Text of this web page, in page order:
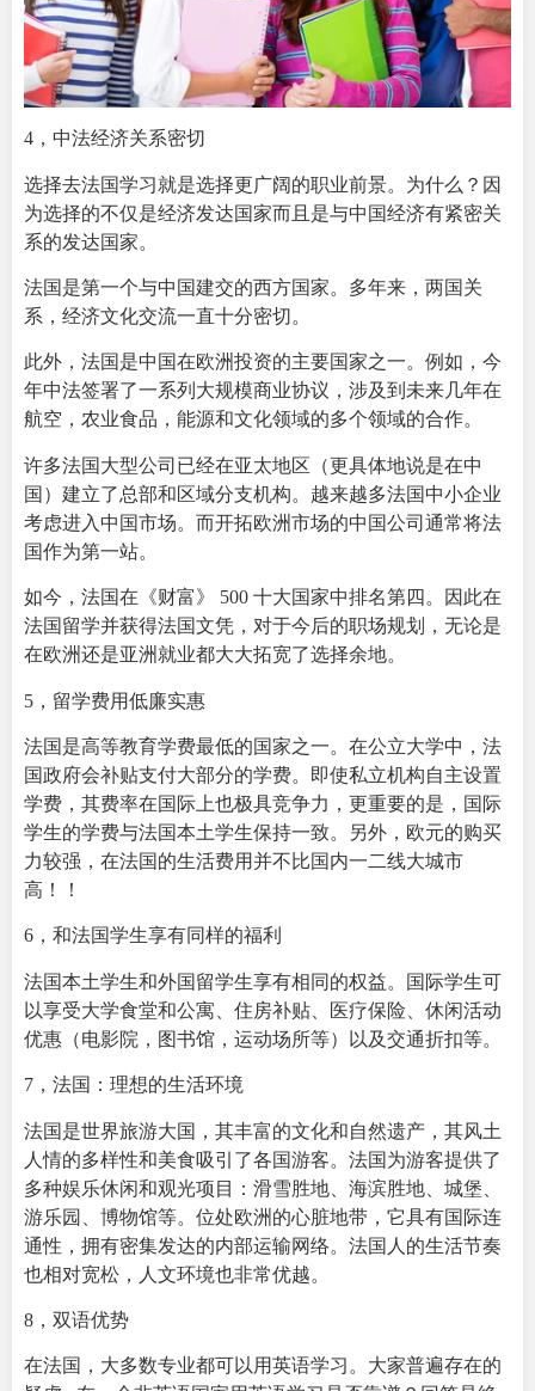
4，中法经济关系密切
选择去法国学习就是选择更广阔的职业前景。为什么？因
为选择的不仅是经济发达国家而且是与中国经济有紧密关
系的发达国家。
法国是第一个与中国建交的西方国家。多年来，两国关
系，经济文化交流一直十分密切。
此外，法国是中国在欧洲投资的主要国家之一。例如，今
年中法签署了一系列大规模商业协议，涉及到未来几年在
航空，农业食品，能源和文化领域的多个领域的合作。
许多法国大型公司已经在亚太地区（更具体地说是在中
国）建立了总部和区域分支机构。越来越多法国中小企业
考虑进入中国市场。而开拓欧洲市场的中国公司通常将法
国作为第一站。
如今，法国在《财富》 500 十大国家中排名第四。因此在
法国留学并获得法国文凭 ，对于今后的职场规划，无论是
在欧洲还是亚洲就业都大大拓宽了选择余地。
5， 留学费用低廉实惠
法国是高等教育学费最低的国家之一。在公立大学中，法
国政府会补贴支付大部分的学费。即使私立机构自主设置
学费，其费率在国际上也极具竞争力，更重要的是，国际
学生的学费与法国本土学生保持一致。
另外，欧元的购买
力较强，在法国的生活费用并不比国内一二线大城市
高！！
6，和法国学生享有同样的福利
法国本土学生和外国留学生享有相同的权益。国际学生可
以享受大学食堂和公寓、住房补贴、医疗保险、休闲活动
优惠（电影院，图书馆，运动场所等）以及交通折扣等。
7，法国：理想的生活环境
法国是世界旅游大国，其丰富的文化和自然遗产，其风土
人情的多样性和美食吸引了各国游客。法国为游客提供了
多种娱乐休闲和观光项目：滑雪胜地、海滨胜地、城堡、
游乐园、博物馆等。位处欧洲的心脏地带，它具有国际连
通性，拥有密集发达的内部运输网络。法国人的生活节奏
也相对宽松，人文环境也非常优越。
8，双语优势
在法国，大多数专业都可以用英语学习。大家普遍存在的